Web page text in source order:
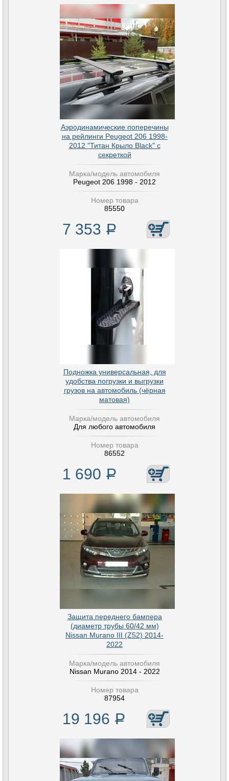
Аэродинамические поперечины
на рейлинги Peugeot 206 1998-
2012 "Титан Крыло Black" с
секреткой
Марка/модель автомобиля
Peugeot 206 1998 - 2012
Номер товара
85550
7 353 Р
Подножка универсальная, для
удобства погрузки и выгрузки
грузов на автомобиль (чёрная
матовая)
Марка/модель автомобиля
Для любого автомобиля
Номер товара
86552
1 690 Р
Защита переднего бампера
(диаметр трубы 60/42 мм)
Nissan Murano III (Z52) 2014-
2022
Марка/модель автомобиля
Nissan Murano 2014 - 2022
Номер товара
87954
19 196 Р